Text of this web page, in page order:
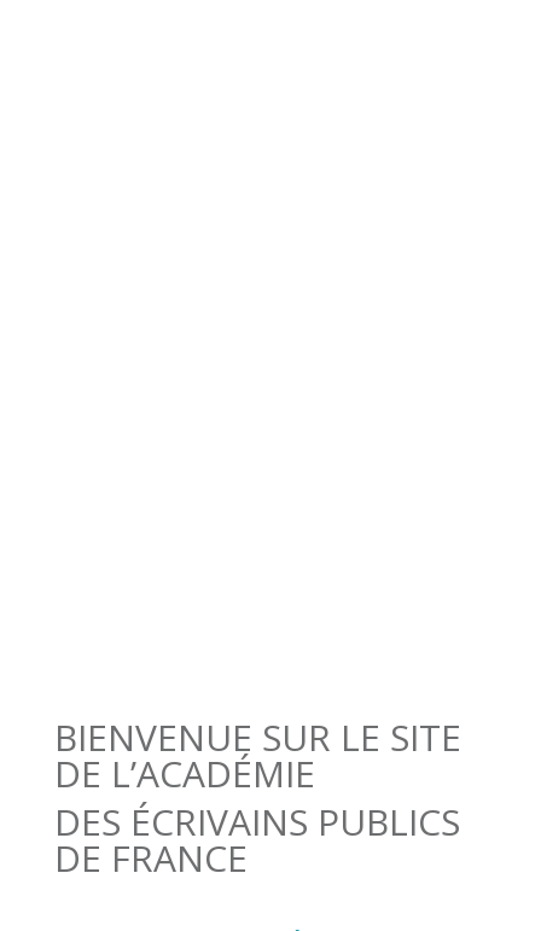
BIENVENUE SUR LE SITE
DE L’ACADÉMIE
DES ÉCRIVAINS PUBLICS
DE FRANCE